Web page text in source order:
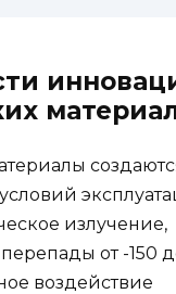
излучение,
от -150
воздействие